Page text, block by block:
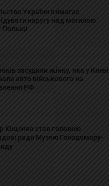
України вимагає
наругу над могилою
Польщі
засудили жінку, яка у Києві
авто військового на
РФ
Ющенко став головою
ради Музею Голодомору-